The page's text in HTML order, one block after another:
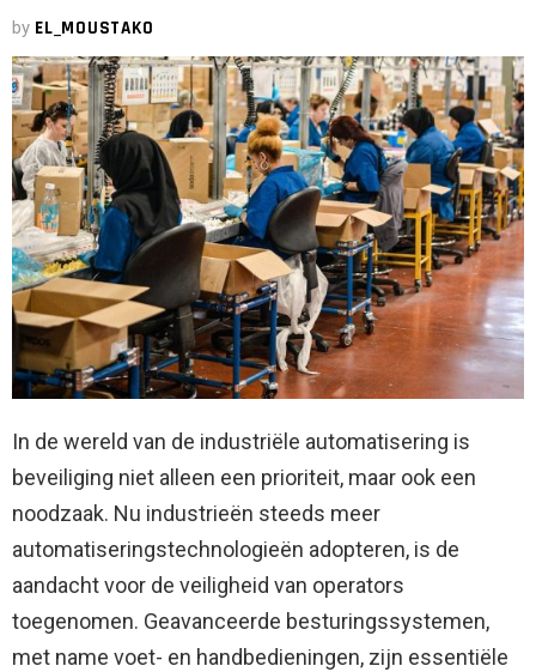
by EL_MOUSTAKO
In de wereld van de industriële automatisering is
beveiliging niet alleen een prioriteit, maar ook een
noodzaak. Nu industrieën steeds meer
automatiseringstechnologieën adopteren, is de
aandacht voor de veiligheid van operators
toegenomen. Geavanceerde besturingssystemen,
met name voet- en handbedieningen, zijn essentiële